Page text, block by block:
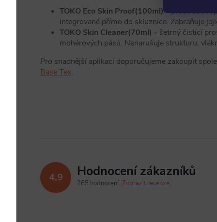
TOKO Eco Skin Proof(100ml) -prostředek
integrované přímo do skluznice. Zabraňuje
TOKO Skin Cleaner(70ml) - šetrný čistící
mohérových pásů. Nenarušuje strukturu,
Pro snadnější aplikaci doporučujeme zakoupit
Base Tex.
4,9 Hodnocení zákazníků
765 hodnocení Zobrazit recenze